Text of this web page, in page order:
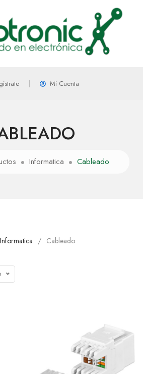
Mi Cuenta
Informatica Cableado
Informatica Cableado